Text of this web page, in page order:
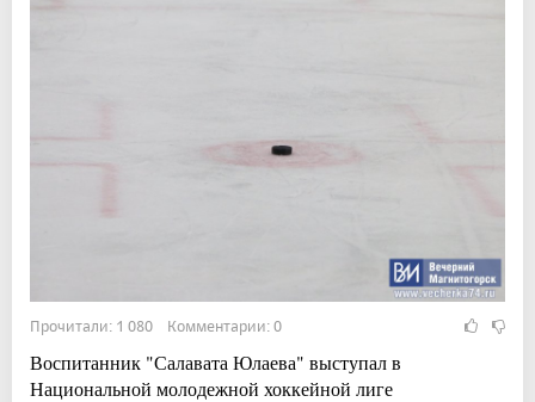
Прочитали: 1 080 Комментарии: 0
Воспитанник "Салавата Юлаева" выступал в
Национальной молодежной хоккейной лиге